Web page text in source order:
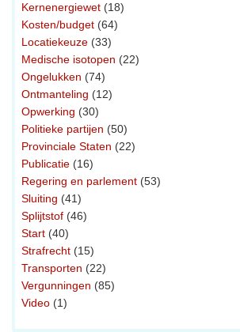
Kernenergiewet (18)
Kosten/budget (64)
Locatiekeuze (33)
Medische isotopen (22)
Ongelukken (74)
Ontmanteling (12)
Opwerking (30)
Politieke partijen (50)
Provinciale Staten (22)
Publicatie (16)
Regering en parlement (53)
Sluiting (41)
Splijtstof (46)
Start (40)
Strafrecht (15)
Transporten (22)
Vergunningen (85)
Video (1)